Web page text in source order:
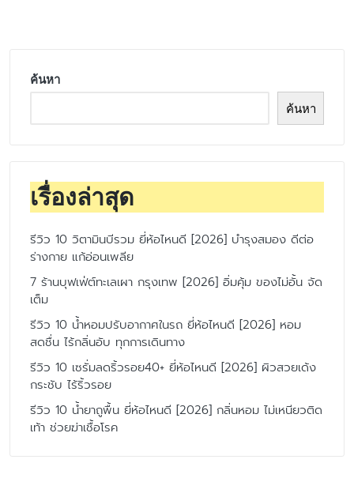
ค้นหา
ค้นหา
เรื่องล่าสุด
รีวิว 10 วิตามินบีรวม ยี่ห้อไหนดี [2026] บำรุงสมอง ดีต่อ
ร่างกาย แก้อ่อนเพลีย
7 ร้านบุฟเฟ่ต์ทะเลเผา กรุงเทพ [2026] อิ่มคุ้ม ของไม่อั้น จัด
เต็ม
รีวิว 10 น้ำหอมปรับอากาศในรถ ยี่ห้อไหนดี [2026] หอม
สดชื่น ไร้กลิ่นอับ ทุกการเดินทาง
รีวิว 10 เซรั่มลดริ้วรอย40+ ยี่ห้อไหนดี [2026] ผิวสวยเด้ง
กระชับ ไร้ริ้วรอย
รีวิว 10 น้ำยาถูพื้น ยี่ห้อไหนดี [2026] กลิ่นหอม ไม่เหนียวติด
เท้า ช่วยฆ่าเชื้อโรค